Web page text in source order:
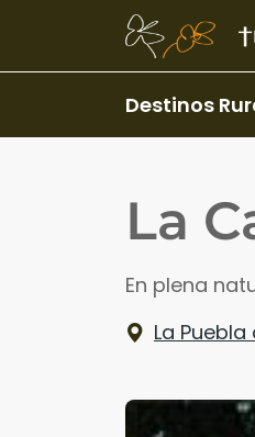
Pasar al contenido
Destinos
La
En plena
La